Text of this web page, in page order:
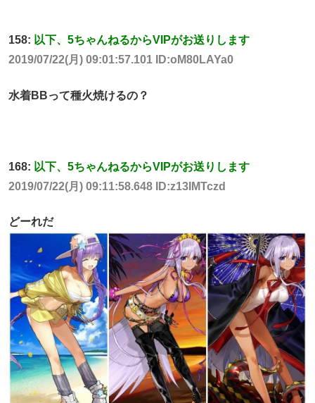
158: 以下、5ちゃんねるからVIPがお送りします
2019/07/22(月) 09:01:57.101 ID:oM80LAYa0
水着BBって種火焼けるの？
168: 以下、5ちゃんねるからVIPがお送りします
2019/07/22(月) 09:11:58.648 ID:z13IMTczd
どーれだ